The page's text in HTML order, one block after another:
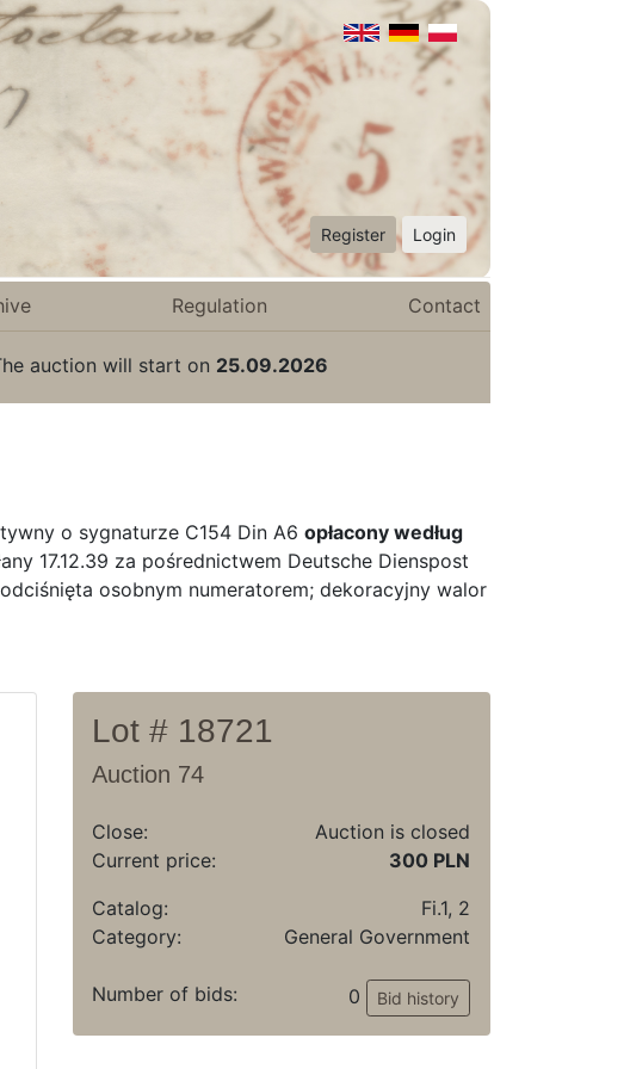
Register Login
Regulation Contact
auction will start on 25.09.2026
o sygnaturze C154 Din A6 opłacony według
17.12.39 za pośrednictwem Deutsche Dienspost
osobnym numeratorem; dekoracyjny walor
Lot # 18721
Auction 74
Close:
Auction is closed
Current price:
300 PLN
Catalog:
Fi.1, 2
Category:
General Government
Number of bids: 0 Bid history